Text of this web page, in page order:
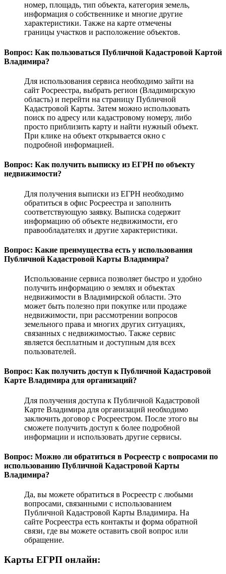
номер, площадь, тип объекта, категория земель,
информация о собственнике и многие другие
характеристики. Также на карте отмечены
границы участков и расположение объектов.
Вопрос: Как пользоваться Публичной Кадастровой Картой
Владимира?
Для использования сервиса необходимо зайти на
сайт Росреестра, выбрать регион (Владимирскую
область) и перейти на страницу Публичной
Кадастровой Карты. Затем можно использовать
поиск по адресу или кадастровому номеру, либо
просто приблизить карту и найти нужный объект.
При клике на объект открывается окно с
подробной информацией.
Вопрос: Как получить выписку из ЕГРН по объекту
недвижимости?
Для получения выписки из ЕГРН необходимо
обратиться в офис Росреестра и заполнить
соответствующую заявку. Выписка содержит
информацию об объекте недвижимости, его
правообладателях и другие характеристики.
Вопрос: Какие преимущества есть у использования
Публичной Кадастровой Карты Владимира?
Использование сервиса позволяет быстро и удобно
получить информацию о землях и объектах
недвижимости в Владимирской области. Это
может быть полезно при покупке или продаже
недвижимости, при рассмотрении вопросов
земельного права и многих других ситуациях,
связанных с недвижимостью. Также сервис
является бесплатным и доступным для всех
пользователей.
Вопрос: Как получить доступ к Публичной Кадастровой
Карте Владимира для организаций?
Для получения доступа к Публичной Кадастровой
Карте Владимира для организаций необходимо
заключить договор с Росреестром. После этого вы
сможете получить доступ к более подробной
информации и использовать другие сервисы.
Вопрос: Можно ли обратиться в Росреестр с вопросами по
использованию Публичной Кадастровой Карты
Владимира?
Да, вы можете обратиться в Росреестр с любыми
вопросами, связанными с использованием
Публичной Кадастровой Карты Владимира. На
сайте Росреестра есть контакты и форма обратной
связи, где вы можете оставить свой вопрос или
обращение.
Карты ЕГРП онлайн: